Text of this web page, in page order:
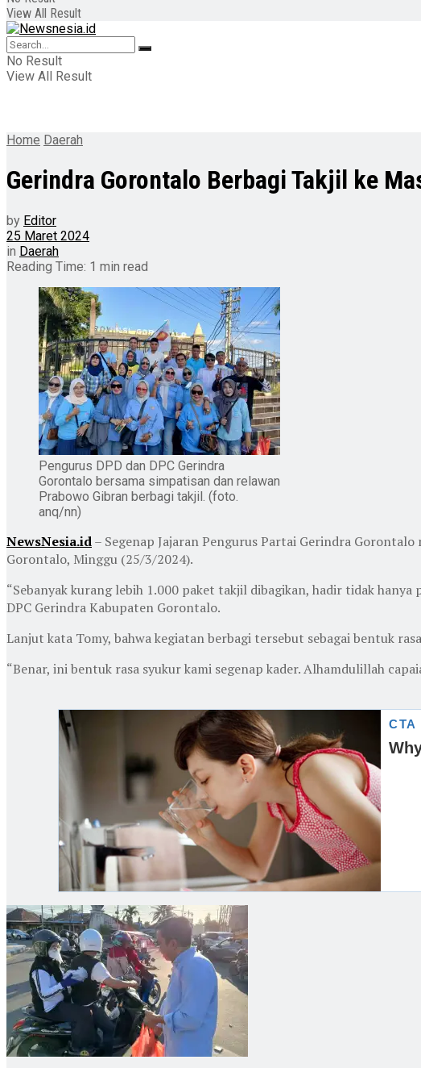
View All Result
No Result
View All Result
Home Daerah
Gerindra Gorontalo Berbagi Takjil ke
by Editor
25 Maret 2024
in Daerah
Reading Time: 1 min read
Pengurus DPD dan DPC Gerindra
Gorontalo bersama simpatisan dan relawan
Prabowo Gibran berbagi takjil. (foto.
anq/nn)
NewsNesia.id– Segenap Jajaran Pengurus Partai Gerindra
Gorontalo, Minggu (25/3/2024).
“Sebanyak kurang lebih 1.000 paket takjil dibagikan, hadir tidak hanya
DPC Gerindra Kabupaten Gorontalo.
Lanjut kata Tomy, bahwa kegiatan berbagi tersebut sebagai bentuk
“Benar, ini bentuk rasa syukur kami segenap kader. Alhamdulillah